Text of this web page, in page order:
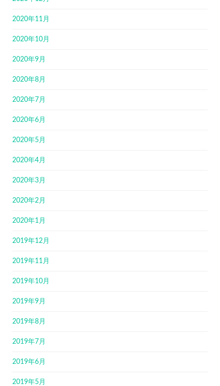
2020年11月
2020年10月
2020年9月
2020年8月
2020年7月
2020年6月
2020年5月
2020年4月
2020年3月
2020年2月
2020年1月
2019年12月
2019年11月
2019年10月
2019年9月
2019年8月
2019年7月
2019年6月
2019年5月